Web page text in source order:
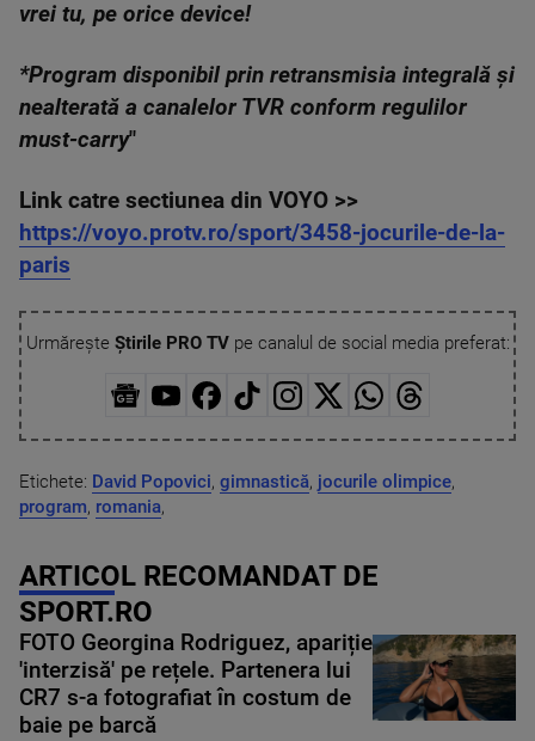
vrei tu, pe orice device!
*Program disponibil prin retransmisia integrală și
nealterată a canalelor TVR conform regulilor
must-carry"
Link catre sectiunea din VOYO >>
https://voyo.protv.ro/sport/3458-jocurile-de-la-
paris
Urmărește Știrile PRO TVpe canalul de social media preferat:
Etichete: David Popovici, gimnastică, jocurile olimpice,
program, romania,
ARTICOL RECOMANDAT DE
SPORT.RO
FOTO Georgina Rodriguez, apariție
'interzisă' pe rețele. Partenera lui
CR7 s-a fotografiat în costum de
baie pe barcă